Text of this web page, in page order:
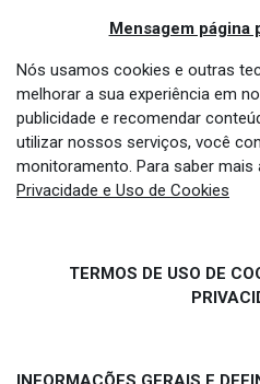
Mensagem página
Nós usamos cookies e outras
melhorar a sua experiência em
publicidade e recomendar
utilizar nossos serviços, você
monitoramento. Para saber mais
Privacidade e Uso de Cookies
TERMOS DE USO DE